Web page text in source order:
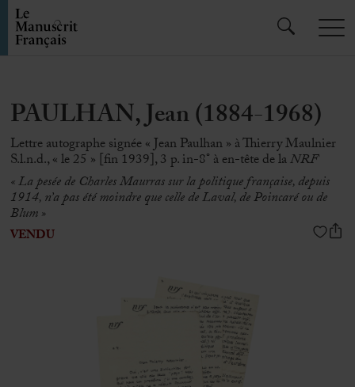
PAULHAN, Jean (1884-1968)
Lettre autographe signée « Jean Paulhan » à Thierry Maulnier
S.l.n.d., « le 25 » [fin 1939], 3 p. in-8° à en-tête de laNRF
« La pesée de Charles Maurras sur la politique française, depuis
1914, n’a pas été moindre que celle de Laval, de Poincaré ou de
Blum »
VENDU